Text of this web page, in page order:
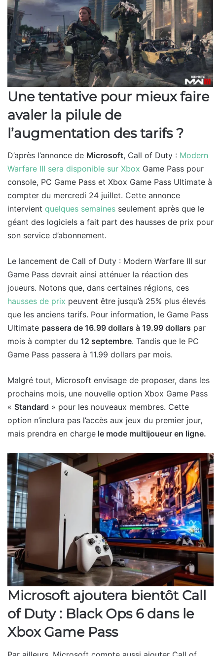
Une tentative pour mieux faire
avaler la pilule de
l’augmentation des tarifs ?
D’après l’annonce de Microsoft, Call of Duty : Modern
Warfare III sera disponible sur Xbox Game Pass pour
console, PC Game Pass et Xbox Game Pass Ultimate à
compter du mercredi 24 juillet. Cette annonce
intervient quelques semaines seulement après que le
géant des logiciels a fait part des hausses de prix pour
son service d’abonnement.
Le lancement de Call of Duty : Modern Warfare III sur
Game Pass devrait ainsi atténuer la réaction des
joueurs. Notons que, dans certaines régions, ces
hausses de prix peuvent être jusqu’à 25% plus élevés
que les anciens tarifs. Pour information, le Game Pass
Ultimate passera de 16.99 dollars à 19.99 dollars par
mois à compter du 12 septembre. Tandis que le PC
Game Pass passera à 11.99 dollars par mois.
Malgré tout, Microsoft envisage de proposer, dans les
prochains mois, une nouvelle option Xbox Game Pass
« Standard » pour les nouveaux membres. Cette
option n’inclura pas l’accès aux jeux du premier jour,
mais prendra en charge le mode multijoueur en ligne.
Microsoft ajoutera bientôt Call
of Duty : Black Ops 6 dans le
Xbox Game Pass